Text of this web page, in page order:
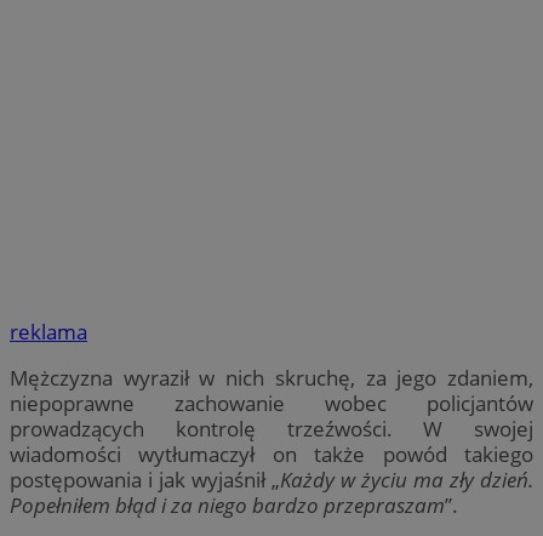
reklama
Mężczyzna wyraził w nich skruchę, za jego zdaniem,
niepoprawne zachowanie wobec policjantów
prowadzących kontrolę trzeźwości. W swojej
wiadomości wytłumaczył on także powód takiego
postępowania i jak wyjaśnił „Każdy w życiu ma zły dzień.
Popełniłem błąd i za niego bardzo przepraszam”.